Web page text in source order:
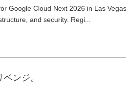
Google Cloud Next 2026 in Las
and security. Regi...
ンジ。